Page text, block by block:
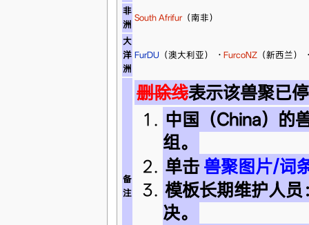
非
洲
South Afrifur（南非）
大
洋
洲
FurDU （澳大利亚） · FurcoNZ（新西兰）
备
注
删除线表示该兽聚已
中国（China）的
组。
单击 兽聚图片/词
模板长期维护人员
决。